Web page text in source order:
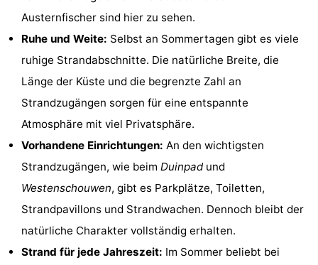
Rundfahrten
Spielplätze
Indoor-
Spielplätze
Bowling
Minigolfplätze
Wellness-
Zentren
Dörfer
Städte
Natur
Führungen
Austernfischer sind hier zu sehen.
Ruhe und Weite: Selbst an Sommertagen gibt es viele
ruhige Strandabschnitte. Die natürliche Breite, die
Länge der Küste und die begrenzte Zahl an
Strandzugängen sorgen für eine entspannte
Atmosphäre mit viel Privatsphäre.
Vorhandene Einrichtungen: An den wichtigsten
Strandzugängen, wie beim Duinpadund
Westenschouwen, gibt es Parkplätze, Toiletten,
Strandpavillons und Strandwachen. Dennoch bleibt der
natürliche Charakter vollständig erhalten.
Strand für jede Jahreszeit: Im Sommer beliebt bei